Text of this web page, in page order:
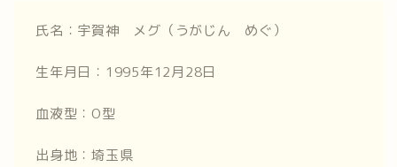
氏名：宇賀神 メグ（うがじん めぐ）
生年月日：1995年12月28日
血液型：O型
出身地：埼玉県